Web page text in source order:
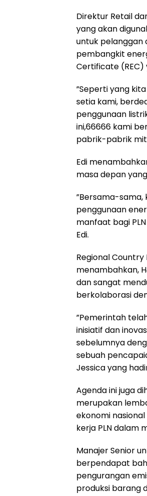
Direktur Retail
yang akan
untuk pelanggan
pembangkit
Certificate (REC)
”Seperti yang
setia kami,
penggunaan
ini,66666 kami
pabrik-pabrik
Edi
masa depan
”Bersama-
penggunaan
manfaat bagi
Edi.
Regional Country
menambahkan,
dan sangat
berkolaborasi
”Pemerintah
inisiatif dan
sebelumnya
sebuah
Jessica yang
Agenda ini juga
merupakan
ekonomi
kerja PLN dalam
Manajer Senior
berpendapat
pengurangan
produksi barang